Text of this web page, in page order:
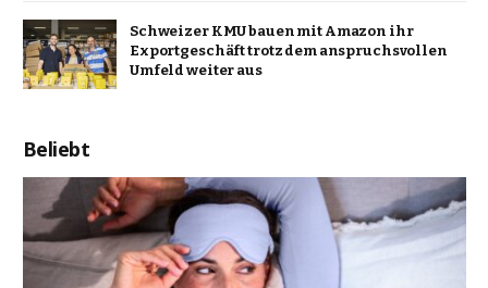
Schweizer KMU bauen mit Amazon ihr
Exportgeschäft trotz dem anspruchsvollen
Umfeld weiter aus
Beliebt